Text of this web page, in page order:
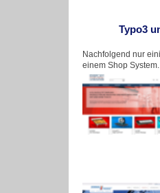
Typo3
Nachfolgend nur
einem Shop